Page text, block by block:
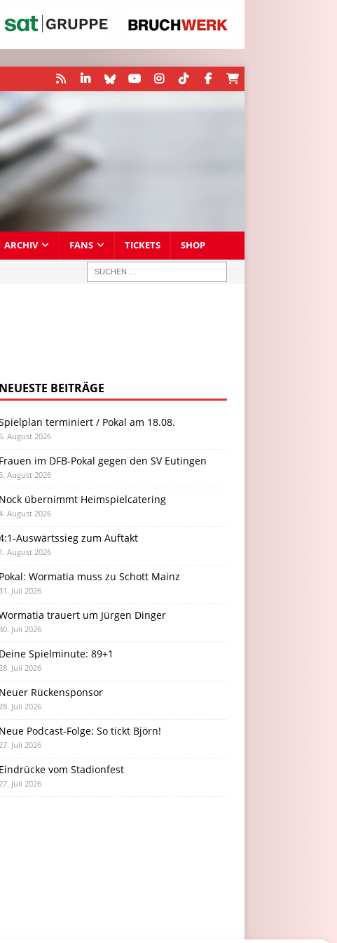
ARCHIV FANS TICKETS SHOP
NEUESTE BEITRÄGE
terminiert / Pokal am 18.08.
August 2026
Frauen im DFB-Pokal gegen den SV Eutingen
5. August 2026
Nock übernimmt Heimspielcatering
August 2026
Auswärtssieg zum Auftakt
1. August 2026
Pokal: Wormatia muss zu Schott Mainz
Juli 2026
trauert um Jürgen Dinger
Juli 2026
Deine Spielminute: 89+1
Juli 2026
Neuer Rückensponsor
Juli 2026
Neue Podcast-Folge: So tickt Björn!
Juli 2026
Eindrücke vom Stadionfest
Juli 2026